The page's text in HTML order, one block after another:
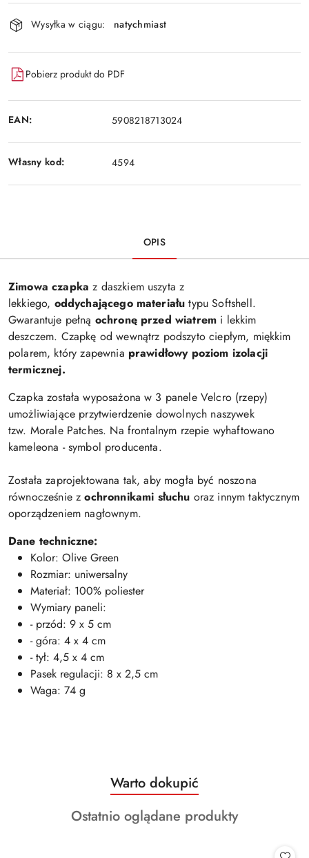
Dostępność
i
dostawa
Wysyłka w ciągu: natychmiast
Pobierz produkt do PDF
EAN: 5908218713024
Własny kod: 4594
OPIS
Zimowa czapka z daszkiem uszyta z
lekkiego, oddychającego materiału typu Softshell.
Gwarantuje pełną ochronę przed wiatrem i lekkim
deszczem. Czapkę od wewnątrz podszyto ciepłym, miękkim
polarem, który zapewnia prawidłowy poziom izolacji
termicznej.
Czapka została wyposażona w 3 panele Velcro (rzepy)
umożliwiające przytwierdzenie dowolnych naszywek
tzw. Morale Patches. Na frontalnym rzepie wyhaftowano
kameleona - symbol producenta.
Została zaprojektowana tak, aby mogła być noszona
równocześnie z ochronnikami słuchu oraz innym taktycznym
oporządzeniem nagłownym.
Dane techniczne:
Kolor: Olive Green
Rozmiar: uniwersalny
Materiał: 100% poliester
Wymiary paneli:
- przód: 9 x 5 cm
- góra: 4 x 4 cm
- tył: 4,5 x 4 cm
Pasek regulacji: 8 x 2,5 cm
Waga: 74 g
Pomiń karuzelę produktów
Produkty
o
statusie:
Warto dokupić
Produkty
Ostatnio oglądane produkty